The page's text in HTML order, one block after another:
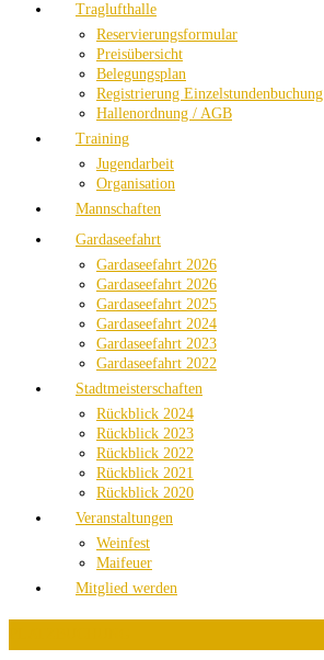
Traglufthalle
Reservierungsformular
Preisübersicht
Belegungsplan
Registrierung Einzelstundenbuchung
Hallenordnung / AGB
Training
Jugendarbeit
Organisation
Mannschaften
Gardaseefahrt
Gardaseefahrt 2026
Gardaseefahrt 2026
Gardaseefahrt 2025
Gardaseefahrt 2024
Gardaseefahrt 2023
Gardaseefahrt 2022
Stadtmeisterschaften
Rückblick 2024
Rückblick 2023
Rückblick 2022
Rückblick 2021
Rückblick 2020
Veranstaltungen
Weinfest
Maifeuer
Mitglied werden